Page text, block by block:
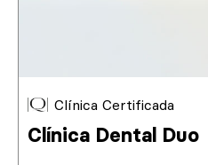
Clínica Certificada
Clínica Dental Duo